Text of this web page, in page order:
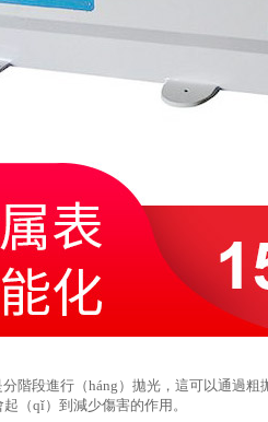
階段進行（háng）拋光，這可以通過
（qǐ）到減少傷害的作用。